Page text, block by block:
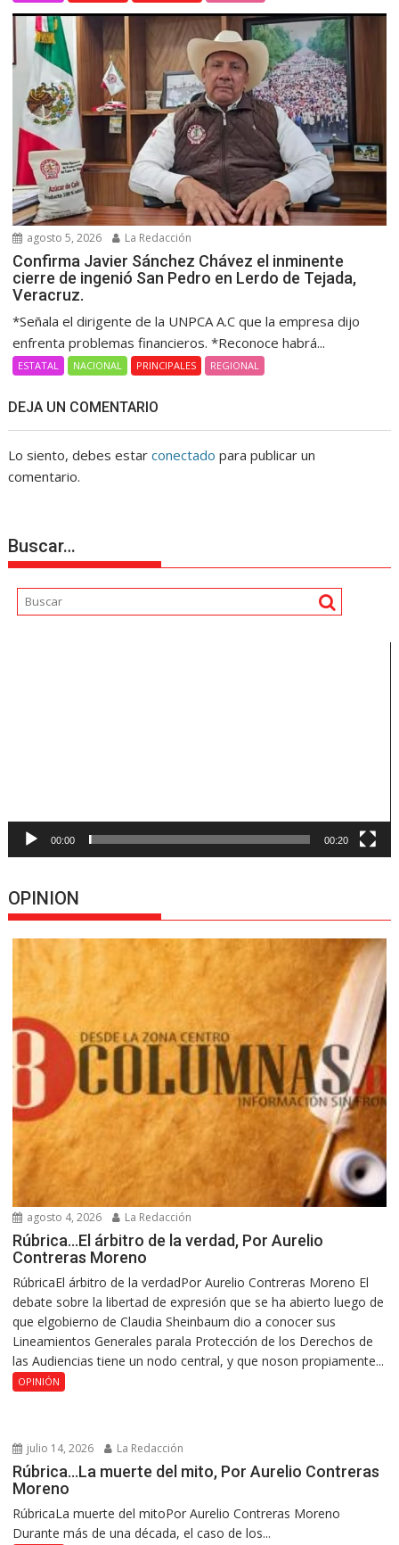
agosto 5, 2026 La Redacción
Confirma Javier Sánchez Chávez el inminente
cierre de ingenió San Pedro en Lerdo de Tejada,
Veracruz.
*Señala el dirigente de la UNPCA A.C que la empresa dijo
enfrenta problemas financieros. *Reconoce habrá...
ESTATAL NACIONAL PRINCIPALES REGIONAL
DEJA UN COMENTARIO
Lo siento, debes estarconectado para publicar un
comentario.
Buscar…
00:00 00:20
OPINION
agosto 4, 2026 La Redacción
Rúbrica…El árbitro de la verdad, Por Aurelio
Contreras Moreno
RúbricaEl árbitro de la verdadPor Aurelio Contreras Moreno El
debate sobre la libertad de expresión que se ha abierto luego de
que elgobierno de Claudia Sheinbaum dio a conocer sus
Lineamientos Generales parala Protección de los Derechos de
las Audiencias tiene un nodo central, y que noson propiamente...
OPINIÓN
julio 14, 2026 La Redacción
Rúbrica…La muerte del mito, Por Aurelio Contreras
Moreno
RúbricaLa muerte del mitoPor Aurelio Contreras Moreno
Durante más de una década, el caso de los...